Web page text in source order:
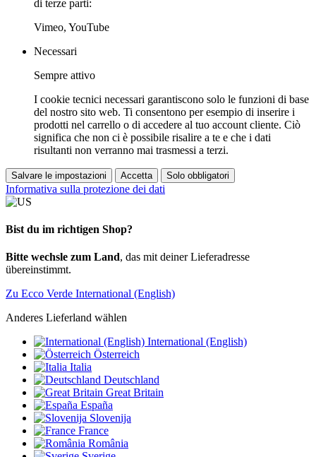
di terze parti:
Vimeo, YouTube
Necessari
Sempre attivo
I cookie tecnici necessari garantiscono solo le funzioni di base
del nostro sito web. Ti consentono per esempio di inserire i
prodotti nel carrello o di accedere al tuo account cliente. Ciò
significa che non ci è possibile risalire a te e che i dati
risultanti non verranno mai trasmessi a terzi.
Salvare le impostazioni Accetta Solo obbligatori
Informativa sulla protezione dei dati
Bist du im richtigen Shop?
Bitte wechsle zum Land, das mit deiner Lieferadresse
übereinstimmt.
Zu Ecco Verde International (English)
Anderes Lieferland wählen
International (English)
Österreich
Italia
Deutschland
Great Britain
España
Slovenija
France
România